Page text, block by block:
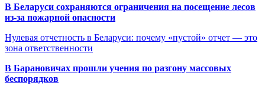
В Беларуси сохраняются ограничения на посещение лесов
из-за пожарной опасности
Нулевая отчетность в Беларуси: почему «пустой» отчет — это
зона ответственности
В Барановичах прошли учения по разгону массовых
беспорядков